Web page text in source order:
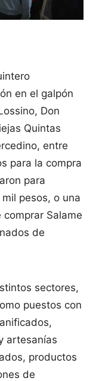
en el galpón
Don
Quintas
entre
para la compra
para
pesos, o una
Salame
de
sectores,
puestos con
artesanías
productos
de